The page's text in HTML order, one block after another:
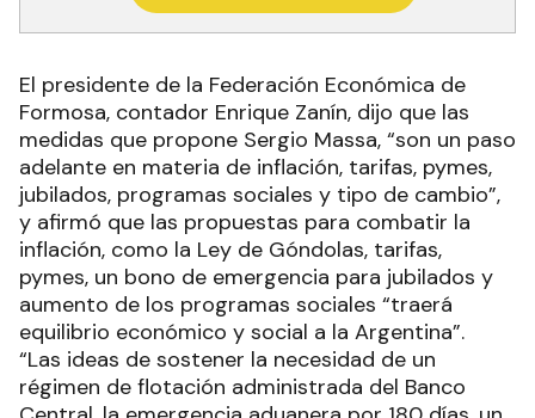
El presidente de la Federación Económica de
Formosa, contador Enrique Zanín, dijo que las
medidas que propone Sergio Massa, “son un paso
adelante en materia de inflación, tarifas, pymes,
jubilados, programas sociales y tipo de cambio”,
y afirmó que las propuestas para combatir la
inflación, como la Ley de Góndolas, tarifas,
pymes, un bono de emergencia para jubilados y
aumento de los programas sociales “traerá
equilibrio económico y social a la Argentina”.
“Las ideas de sostener la necesidad de un
régimen de flotación administrada del Banco